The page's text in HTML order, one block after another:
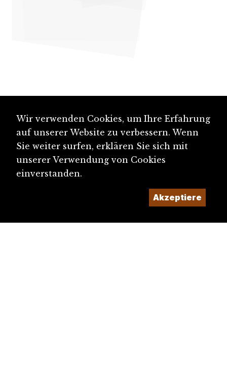
Wir verwenden Cookies, um Ihre Erfahrung
auf unserer Website zu verbessern. Wenn
Sie weiter surfen, erklären Sie sich mit
unserer Verwendung von Cookies
einverstanden.
Akzeptiere